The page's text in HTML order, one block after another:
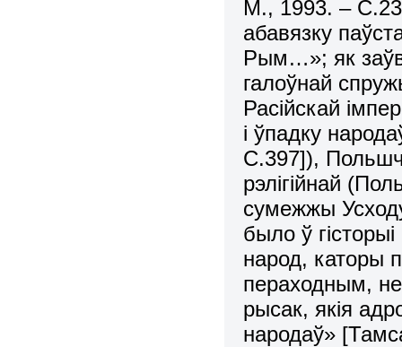
М., 1993. –
абавязку
Рым…»; як
галоўнай
Расійскай
і ўпадку
С.397]),
рэлігійнай
сумежжы
было ў
народ, каторы
пераходным,
рысак, якія
народаў»